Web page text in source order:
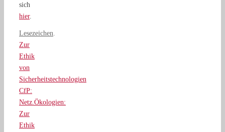
sich
hier.
Lesezeichen
Zur
Ethik
von
Sicherheitstechnologien
CfP:
Netz.Ökologien:
Zur
Ethik